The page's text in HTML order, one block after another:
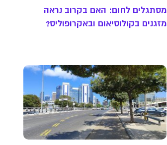
מסתגלים לחום: האם בקרוב נראה
מזגנים בקולוסיאום ובאקרופוליס?